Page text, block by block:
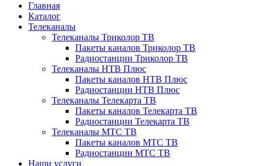
Главная
Каталог
Телеканалы
Телеканалы Триколор ТВ
Пакеты каналов Триколор ТВ
Радиостанции Триколор ТВ
Телеканалы НТВ Плюс
Пакеты каналов НТВ Плюс
Радиостанции НТВ Плюс
Телеканалы Телекарта ТВ
Пакеты каналов Телекарта ТВ
Радиостанции Телекарта ТВ
Телеканалы МТС ТВ
Пакеты каналов МТС ТВ
Радиостанции МТС ТВ
Наши услуги